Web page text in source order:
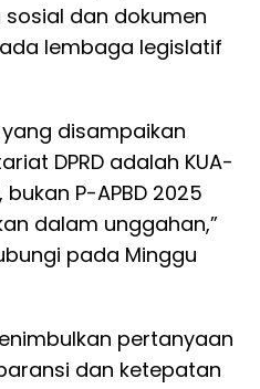
dan dokumen
lembaga legislatif
disampaikan
DPRD adalah KUA-
bukan P-APBD 2025
dalam unggahan,”
pada Minggu
pertanyaan
dan ketepatan